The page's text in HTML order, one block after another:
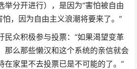
举分开进行），是因为“害怕被自由
怕，因为自由主义浪潮将要来了。”
民众积极参与投票：“如果渴望变革
那么那些懒汉和这个系统的亲信就会
在家里不去投票已是不可能的了。”